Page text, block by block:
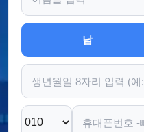
남